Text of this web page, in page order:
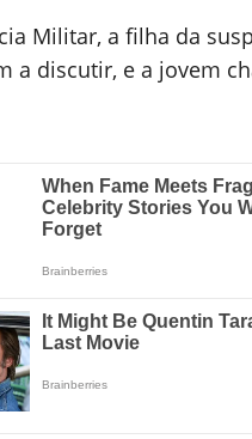
Militar, a filha da
a discutir, e a jovem